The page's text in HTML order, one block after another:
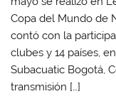
Copa del Mundo de
contó con la
clubes y 14 países,
Subacuatic Bogotá,
transmisión […]